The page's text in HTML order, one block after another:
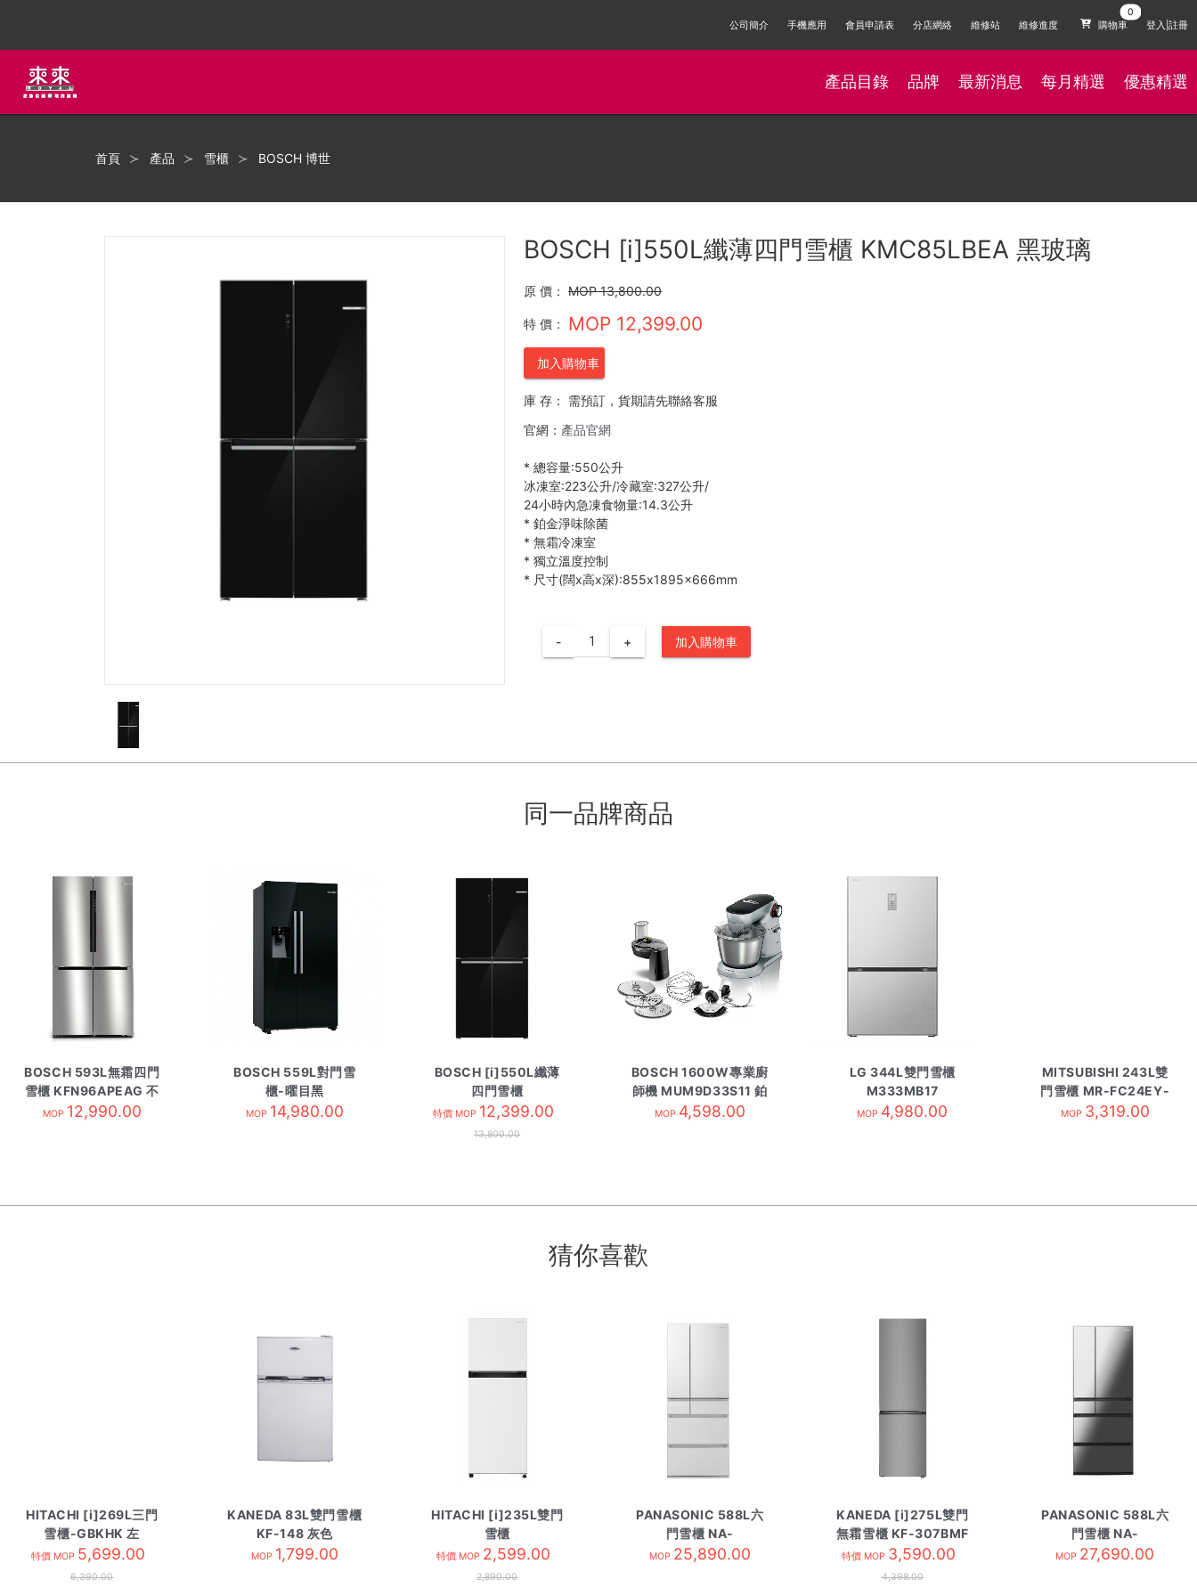
公司簡介 手機應用 會員申請表 分店網絡 維修站 維修進度 購物車 登入|註冊
產品目錄 品牌 最新消息 每月精選 優惠精選
首頁 產品 雪櫃 BOSCH 博世
BOSCH [i]550L纖薄四門雪櫃 KMC85LBEA 黑玻璃
原 價： MOP 13,800.00
特 價： MOP 12,399.00
加入購物車
庫 存：
需預訂，貨期請先聯絡客服
官網： 產品官網
* 總容量:550公升
冰凍室:223公升/冷藏室:327公升/
24小時內急凍食物量:14.3公升
* 鉑金淨味除菌
* 無霜冷凍室
* 獨立溫度控制
* 尺寸(闊x高x深):855x1895x666mm
- + 加入購物車
同一品牌商品
BOSCH 593L無霜四門
雪櫃 KFN96APEAG 不
鏽鋼色
MOP 12,990.00
BOSCH 559L對門雪
櫃-曜目黑
KAD93ABEP
MOP 14,980.00
BOSCH [i]550L纖薄
四門雪櫃
KMC85LBEA 黑玻璃
特價 MOP 12,399.00
13,800.00
BOSCH 1600W專業廚
師機 MUM9D33S11 鉑
金色
MOP 4,598.00
LG 344L雙門雪櫃
M333MB17
MOP 4,980.00
MITSUBISHI 243L雙
門雪櫃 MR-FC24EY-
SS 鈦銀
MOP 3,319.00
猜你喜歡
HITACHI [i]269L三門
雪櫃-GBKHK 左
HR3N5342DAL 黑影玻
璃
特價 MOP 5,699.00
6,390.00
KANEDA 83L雙門雪櫃
KF-148 灰色
MOP 1,799.00
HITACHI [i]235L雙門
雪櫃
HRTN5255MFPWHHK
白色
特價 MOP 2,599.00
2,890.00
PANASONIC 588L六
門雪櫃 NA-
F607HX/WA 閃亮白
MOP 25,890.00
KANEDA [i]275L雙門
無霜雪櫃 KF-307BMF
特價 MOP 3,590.00
4,398.00
PANASONIC 588L六
門雪櫃 NA-
F607HX/XA 黑綱鏡
MOP 27,690.00